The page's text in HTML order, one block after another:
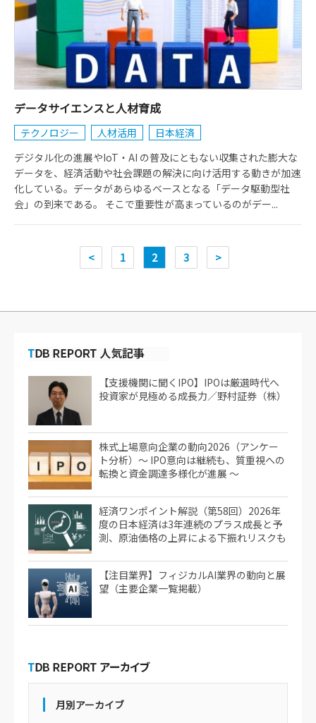
データサイエンスと人材育成
テクノロジー 人材活用
日本経済
デジタル化の進展やIoT・AI の普及にともない収集された膨大な
データを、経済活動や社会課題の解決に向け活用する動きが加速
化している。データがあらゆるベースとなる「データ駆動型社
会」の到来である。 そこで重要性が高まっているのがデー...
< 1 2 3 >
【支援機関に聞くIPO】IPOは厳選時代へ
投資家が見極める成長力／野村証券（株）
株式上場意向企業の動向2026（アンケー
ト分析）～ IPO意向は継続も、質重視への
転換と資金調達多様化が進展 ～
経済ワンポイント解説（第58回）2026年
度の日本経済は3年連続のプラス成長と予
測、原油価格の上昇による下振れリスクも
【注目業界】フィジカルAI業界の動向と展
望（主要企業一覧掲載）
月別アーカイブ